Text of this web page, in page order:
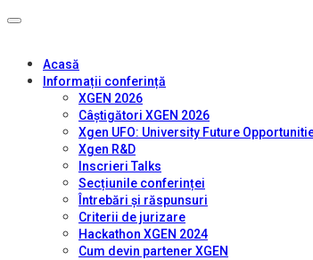
Acasă
Informații conferință
XGEN 2026
Câștigători XGEN 2026
Xgen UFO: University Future
Xgen R&D
Inscrieri Talks
Secțiunile conferinței
Întrebări și răspunsuri
Criterii de jurizare
Hackathon XGEN 2024
Cum devin partener XGEN